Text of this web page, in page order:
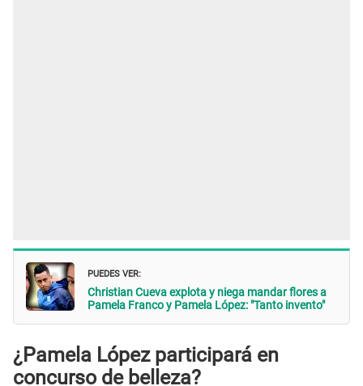
PUEDES VER:
Christian Cueva explota y niega mandar flores a
Pamela Franco y Pamela López: "Tanto invento"
¿Pamela López participará en
concurso de belleza?